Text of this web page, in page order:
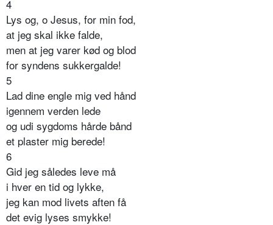
4
Lys og, o Jesus, for min fod,
at jeg skal ikke falde,
men at jeg varer kød og blod
for syndens sukkergalde!
5
Lad dine engle mig ved hånd
igennem verden lede
og udi sygdoms hårde bånd
et plaster mig berede!
6
Gid jeg således leve må
i hver en tid og lykke,
jeg kan mod livets aften få
det evig lyses smykke!